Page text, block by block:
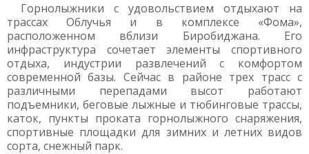
Горнолыжники с удовольствием отдыхают на
трассах Облучья и в комплексе «Фома»,
расположенном вблизи Биробиджана. Его
инфраструктура сочетает элементы спортивного
отдыха, индустрии развлечений с комфортом
современной базы. Сейчас в районе трех трасс с
различными перепадами высот работают
подъемники, беговые лыжные и тюбинговые трассы,
каток, пункты проката горнолыжного снаряжения,
спортивные площадки для зимних и летних видов
сорта, снежный парк.